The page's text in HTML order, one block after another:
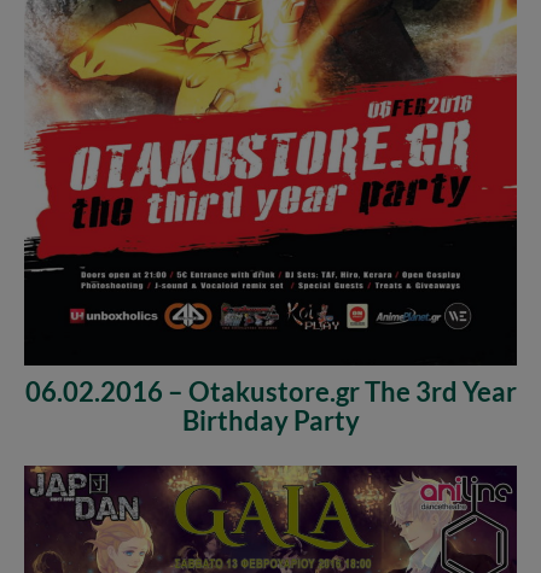
06.02.2016 – Otakustore.gr The 3rd Year
Birthday Party